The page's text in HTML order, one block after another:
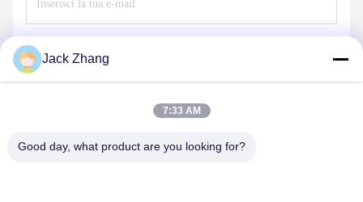
Jack Zhang
7:33 AM
Good day, what product are you looking for?